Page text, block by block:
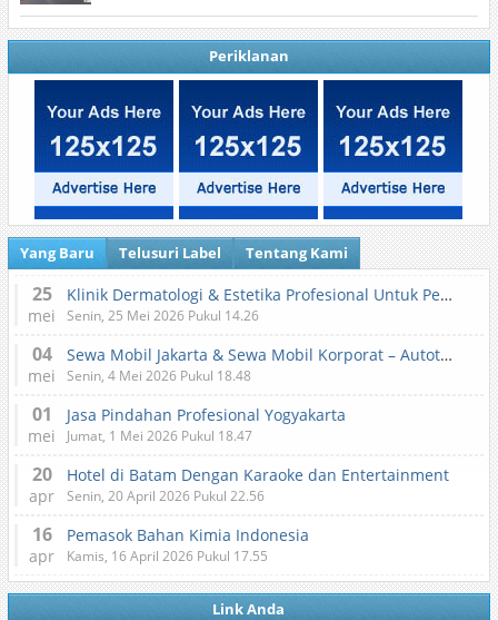
Periklanan
Yang Baru Telusuri Label Tentang Kami
25
mei
Klinik Dermatologi & Estetika Profesional Untuk Perawatan Kulit dan Kecantikan
Senin, 25 Mei 2026 Pukul 14.26
04
mei
Sewa Mobil Jakarta & Sewa Mobil Korporat – Autotranz Indonesia
Senin, 4 Mei 2026 Pukul 18.48
01
mei
Jasa Pindahan Profesional Yogyakarta
Jumat, 1 Mei 2026 Pukul 18.47
20
apr
Hotel di Batam Dengan Karaoke dan Entertainment
Senin, 20 April 2026 Pukul 22.56
16
apr
Pemasok Bahan Kimia Indonesia
Kamis, 16 April 2026 Pukul 17.55
Link Anda